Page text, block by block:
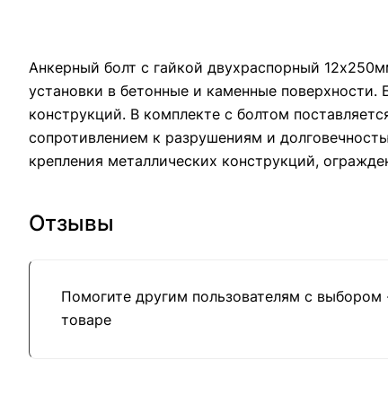
Анкерный болт с гайкой двухраспорный
установки в бетонные и каменные
конструкций. В комплекте с болтом
сопротивлением к разрушениям и
крепления металлических конструкций,
Отзывы
Помогите другим пользователям с
товаре